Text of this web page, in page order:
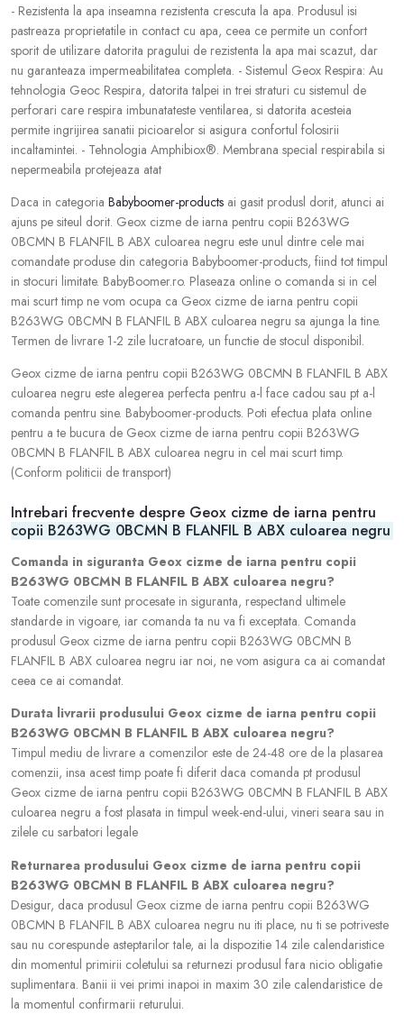
- Rezistenta la apa inseamna rezistenta crescuta la apa. Produsul isi
pastreaza proprietatile in contact cu apa, ceea ce permite un confort
sporit de utilizare datorita pragului de rezistenta la apa mai scazut, dar
nu garanteaza impermeabilitatea completa. - Sistemul Geox Respira: Au
tehnologia Geoc Respira, datorita talpei in trei straturi cu sistemul de
perforari care respira imbunatateste ventilarea, si datorita acesteia
permite ingrijirea sanatii picioarelor si asigura confortul folosirii
incaltamintei. - Tehnologia Amphibiox®. Membrana special respirabila si
nepermeabila protejeaza atat
Daca in categoria Babyboomer-products ai gasit produsl dorit, atunci ai
ajuns pe siteul dorit. Geox cizme de iarna pentru copii B263WG
0BCMN B FLANFIL B ABX culoarea negru este unul dintre cele mai
comandate produse din categoria Babyboomer-products, fiind tot timpul
in stocuri limitate. BabyBoomer.ro. Plaseaza online o comanda si in cel
mai scurt timp ne vom ocupa ca Geox cizme de iarna pentru copii
B263WG 0BCMN B FLANFIL B ABX culoarea negru sa ajunga la tine.
Termen de livrare 1-2 zile lucratoare, un functie de stocul disponibil.
Geox cizme de iarna pentru copii B263WG 0BCMN B FLANFIL B ABX
culoarea negru este alegerea perfecta pentru a-l face cadou sau pt a-l
comanda pentru sine. Babyboomer-products. Poti efectua plata online
pentru a te bucura de Geox cizme de iarna pentru copii B263WG
0BCMN B FLANFIL B ABX culoarea negru in cel mai scurt timp.
(Conform politicii de transport)
Intrebari frecvente despre Geox cizme de iarna pentru
copii B263WG 0BCMN B FLANFIL B ABX culoarea negru
Comanda in siguranta Geox cizme de iarna pentru copii
B263WG 0BCMN B FLANFIL B ABX culoarea negru?
Toate comenzile sunt procesate in siguranta, respectand ultimele
standarde in vigoare, iar comanda ta nu va fi exceptata. Comanda
produsul Geox cizme de iarna pentru copii B263WG 0BCMN B
FLANFIL B ABX culoarea negru iar noi, ne vom asigura ca ai comandat
ceea ce ai comandat.
Durata livrarii produsului Geox cizme de iarna pentru copii
B263WG 0BCMN B FLANFIL B ABX culoarea negru?
Timpul mediu de livrare a comenzilor este de 24-48 ore de la plasarea
comenzii, insa acest timp poate fi diferit daca comanda pt produsul
Geox cizme de iarna pentru copii B263WG 0BCMN B FLANFIL B ABX
culoarea negru a fost plasata in timpul week-end-ului, vineri seara sau in
zilele cu sarbatori legale
Returnarea produsului Geox cizme de iarna pentru copii
B263WG 0BCMN B FLANFIL B ABX culoarea negru?
Desigur, daca produsul Geox cizme de iarna pentru copii B263WG
0BCMN B FLANFIL B ABX culoarea negru nu iti place, nu ti se potriveste
sau nu corespunde asteptarilor tale, ai la dispozitie 14 zile calendaristice
din momentul primirii coletului sa returnezi produsul fara nicio obligatie
suplimentara. Banii ii vei primi inapoi in maxim 30 zile calendaristice de
la momentul confirmarii returului.